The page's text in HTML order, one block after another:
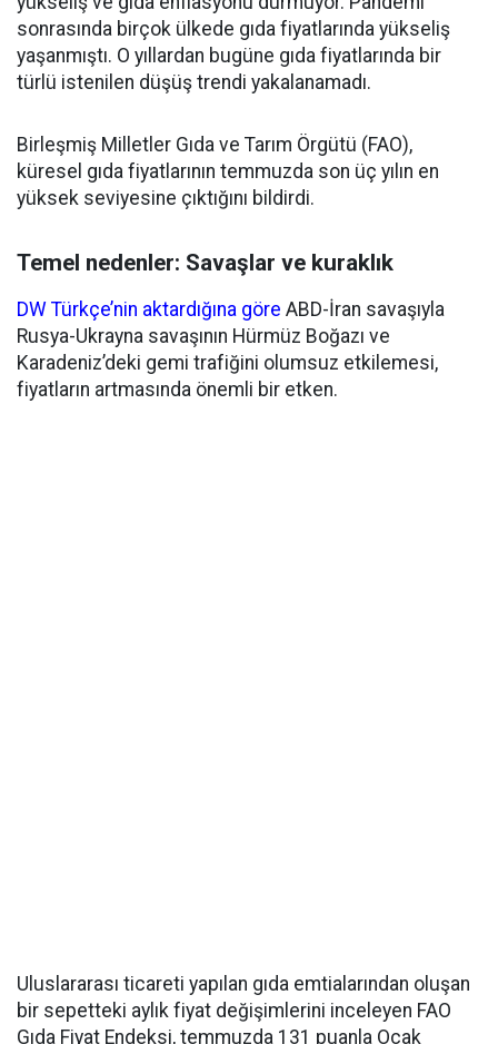
sonrasında birçok ülkede gıda fiyatlarında yükseliş
yaşanmıştı. O yıllardan bugüne gıda fiyatlarında bir
türlü istenilen düşüş trendi yakalanamadı.
Birleşmiş Milletler Gıda ve Tarım Örgütü (FAO),
küresel gıda fiyatlarının temmuzda son üç yılın en
yüksek seviyesine çıktığını bildirdi.
Temel nedenler: Savaşlar ve kuraklık
DW Türkçe’nin aktardığına göre ABD-İran savaşıyla
Rusya-Ukrayna savaşının Hürmüz Boğazı ve
Karadeniz’deki gemi trafiğini olumsuz etkilemesi,
fiyatların artmasında önemli bir etken.
Uluslararası ticareti yapılan gıda emtialarından oluşan
bir sepetteki aylık fiyat değişimlerini inceleyen FAO
Gıda Fiyat Endeksi, temmuzda 131 puanla Ocak